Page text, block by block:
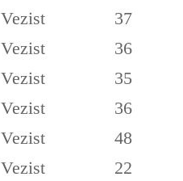
Vezist
37
Vezist
36
Vezist
35
Vezist
36
Vezist
48
Vezist
22